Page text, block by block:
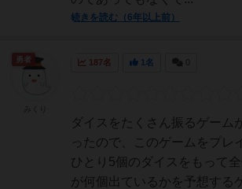
続きを読む（6年以上前）
187名 1名
ダイスをたくさん振るゲーム
ったので、このゲームをプレ
ひとり5個のダイスをもって
が何個出ているかを予想する
勇者